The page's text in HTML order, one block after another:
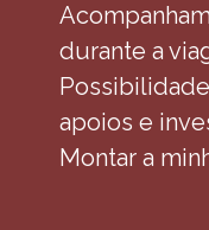
durante a
apoios e
Montar a